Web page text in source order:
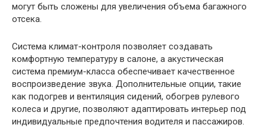
могут быть сложены для увеличения объема багажного
отсека.
Система климат-контроля позволяет создавать
комфортную температуру в салоне, а акустическая
система премиум-класса обеспечивает качественное
воспроизведение звука. Дополнительные опции, такие
как подогрев и вентиляция сидений, обогрев рулевого
колеса и другие, позволяют адаптировать интерьер под
индивидуальные предпочтения водителя и пассажиров.